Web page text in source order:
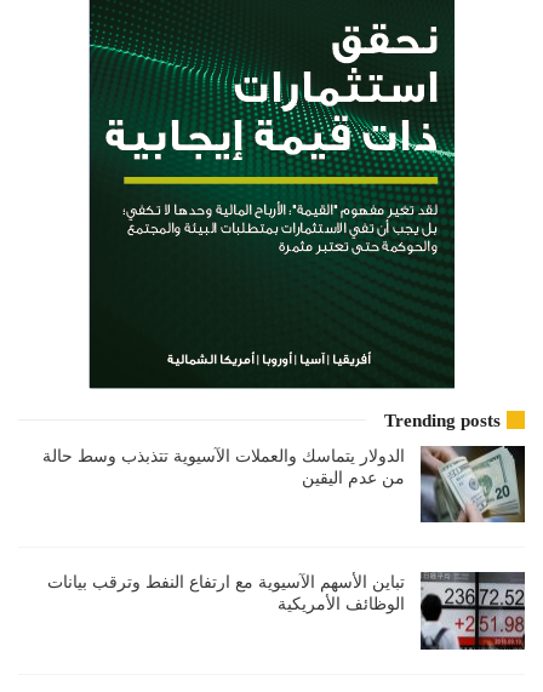
Trending posts
الدولار يتماسك والعملات الآسيوية تتذبذب وسط حالة
من عدم اليقين
تباين الأسهم الآسيوية مع ارتفاع النفط وترقب بيانات
الوظائف الأمريكية